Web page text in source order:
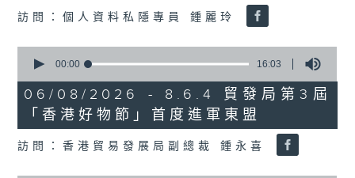
訪問：個人資料私隱專員 鍾麗玲
seconds
16
minutes,
seconds
00:00 16:03
06/08/2026 - 8.6.4 貿發局第3屆
「香港好物節」首度進軍東盟
訪問：香港貿易發展局副總裁 鍾永喜